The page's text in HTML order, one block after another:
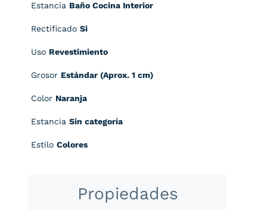
Estancia Baño Cocina Interior
Rectificado Si
Uso Revestimiento
Grosor Estándar (Aprox. 1 cm)
Color Naranja
Estancia Sin categoría
Estilo Colores
Propiedades